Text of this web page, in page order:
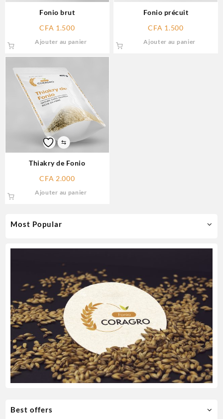
Most Popular
Fonio brut
CFA 1.500
Ajouter au panier
Fonio précuit
CFA 1.500
Ajouter au panier
⇆
Thiakry de Fonio
CFA 2.000
Ajouter au panier
Best offers